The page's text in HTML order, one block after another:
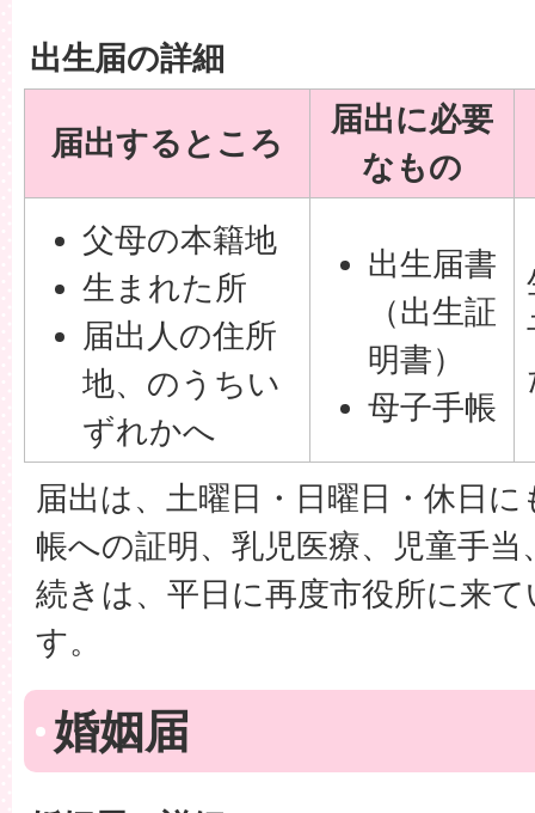
出生届の詳細
届出するところ
届出に必要
なもの
父母の本籍地
生まれた所
届出人の住所
地、のうちい
ずれかへ
出生届書
（出生証
明書）
母子手帳
届出は、土曜日・日曜日・休日
帳への証明、乳児医療、児童手
続きは、平日に再度市役所に来
す。
婚姻届